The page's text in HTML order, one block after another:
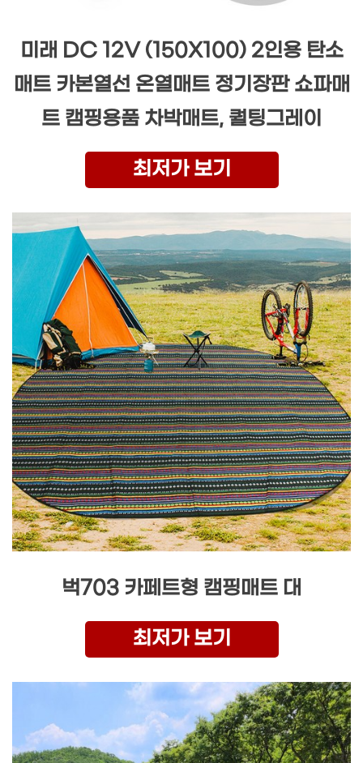
미래 DC 12V (150X100) 2인용 탄소
매트 카본열선 온열매트 정기장판 쇼파매
트 캠핑용품 차박매트, 퀄팅그레이
최저가 보기
벅703 카페트형 캠핑매트 대
최저가 보기